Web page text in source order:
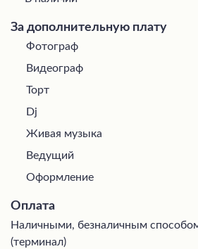
За дополнительную плату
Фотограф
Видеограф
Торт
Dj
Живая музыка
Ведущий
Оформление
Оплата
Наличными, безналичным
(терминал)